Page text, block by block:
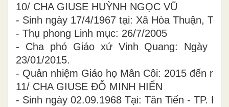
10/ CHA GIUSE HUỲNH NGỌC VŨ
- Sinh ngày 17/4/1967 tại: Xã Hòa Thuận, TP.
- Thụ phong Linh mục: 26/7/2005
- Cha phó Giáo xứ Vinh Quang: Ngày 24/
23/01/2015.
- Quản nhiệm Giáo họ Mân Côi: 2015 đến nay.
11/ CHA GIUSE ĐỖ MINH HIỂN
- Sinh ngày 02.09.1968 Tại: Tân Tiến - TP.